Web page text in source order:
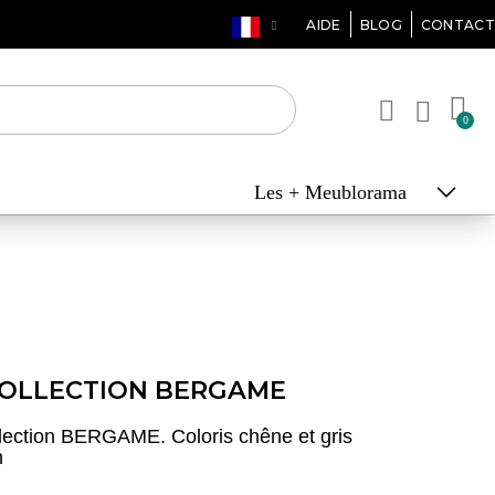
AIDE BLOG CONTACT
Les + Meublorama
BERGAME
BERGAME. Coloris chêne et gris